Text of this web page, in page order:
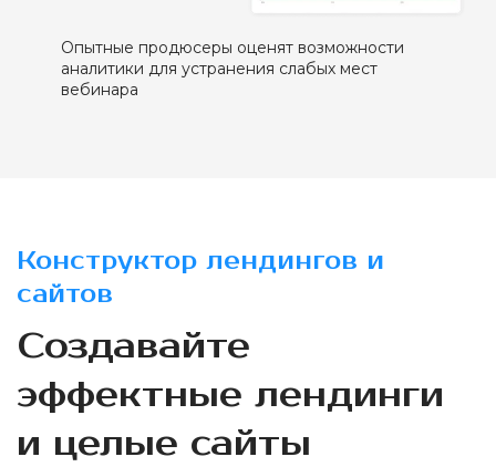
Опытные продюсеры оценят возможности
аналитики для устранения слабых мест
вебинара
Конструктор лендингов и
сайтов
Создавайте
эффектные лендинги
и целые сайты